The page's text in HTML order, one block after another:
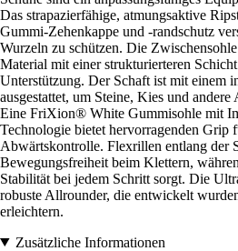
Das strapazierfähige, atmungsaktive
Gummi-Zehenkappe und -randschutz
Wurzeln zu schützen. Die
Material mit einer strukturierteren
Unterstützung. Der Schaft ist mit einem
ausgestattet, um Steine, Kies und
Eine FriXion® White Gummisohle mit
Technologie bietet hervorragenden Grip
Abwärtskontrolle. Flexrillen entlang der
Bewegungsfreiheit beim Klettern,
Stabilität bei jedem Schritt sorgt. Die
robuste Allrounder, die entwickelt
erleichtern.
Zusätzliche Informationen